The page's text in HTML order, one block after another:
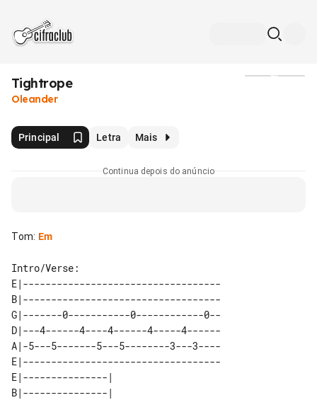
Tightrope
Oleander
Principal Letra Mais
Continua depois do anúncio
Tom: Em
Intro/Verse:
E|-----------------------------------
B|-----------------------------------
G|-------0-----------0------------0--
D|---4------4----4------4-----4------
A|-5---5-------5---5--------3---3----
E|-----------------------------------
E|---------------|
B|---------------|